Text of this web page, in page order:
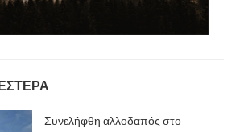
Συνελήφθη αλλοδαπός στο